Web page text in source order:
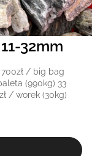
32mm
/ big bag
(990kg) 33
/ worek (30kg)